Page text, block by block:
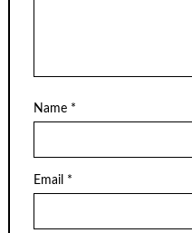
Name *
Email *